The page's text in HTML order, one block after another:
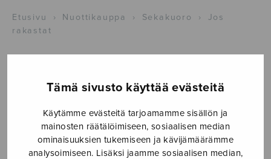
Tämä sivusto käyttää evästeitä
Käytämme evästeitä tarjoamamme sisällön ja
mainosten räätälöimiseen, sosiaalisen median
ominaisuuksien tukemiseen ja kävijämäärämme
analysoimiseen. Lisäksi jaamme sosiaalisen median,
Etusivu › Nuottikauppa › Sekakuoro ›
Jos
rakastat